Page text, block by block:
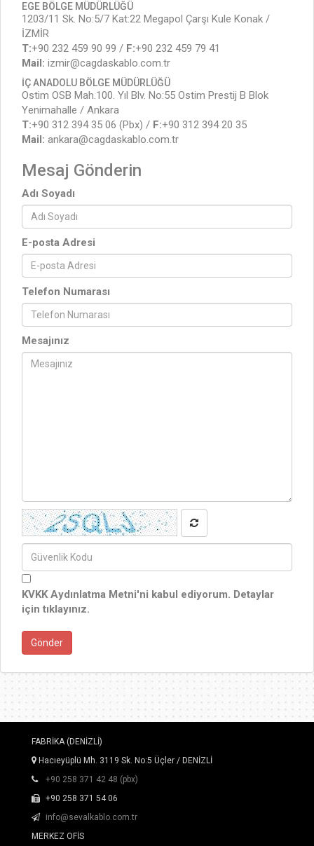
EGE BÖLGE MÜDÜRLÜĞÜ
1203/11 Sk. No:5/7 Kat:22 Megapol Çarşı Kule Konak /
İZMİR
T:+90 232 459 90 99 / F:+90 232 459 79 41
Mail: izmir@cagdaskablo.com.tr
İÇ ANADOLU BÖLGE MÜDÜRLÜĞÜ
Ostim OSB Mah.100. Yıl Blv. No:55 Ostim Prestij B Blok
Yenimahalle / Ankara
T:+90 312 394 35 06 (Pbx) / F:+90 312 394 20 35
Mail: ankara@cagdaskablo.com.tr
Mesaj Gönderin
Adı Soyadı
E-posta Adresi
Telefon Numarası
Mesajınız
KVKK Aydınlatma Metni'ni kabul ediyorum. Detaylar
için tıklayınız.
FABRİKA (DENİZLİ)
Hacıeyüplü Mh. 3119 Sk. No:5 Üçler / DENİZLİ
+90 258 371 42 48 (pbx)
+90 258 371 54 06
info@sevalkablo.com.tr
MERKEZ OFİS